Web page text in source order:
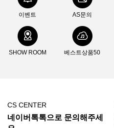
이벤트 AS문의
SHOW ROOM 베스트상품50
CS CENTER
네이버톡톡으로 문의해주세